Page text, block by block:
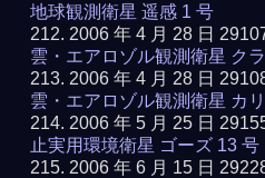
地球観測衛星 遥感 1 号
2006 年 4 月 28 日
雲・エアロゾル観測衛星 ク
2006 年 4 月 28 日
雲・エアロゾル観測衛星 カ
2006 年 5 月 25 日
止実用環境衛星 ゴーズ 13 号
2006 年 6 月 15 日